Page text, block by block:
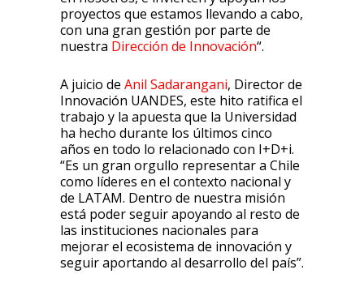
proyectos que estamos llevando a cabo,
con una gran gestión por parte de
nuestra Dirección de Innovación“.
A juicio de Anil Sadarangani, Director de
Innovación UANDES, este hito ratifica el
trabajo y la apuesta que la Universidad
ha hecho durante los últimos cinco
años en todo lo relacionado con I+D+i.
“Es un gran orgullo representar a Chile
como líderes en el contexto nacional y
de LATAM. Dentro de nuestra misión
está poder seguir apoyando al resto de
las instituciones nacionales para
mejorar el ecosistema de innovación y
seguir aportando al desarrollo del país”.